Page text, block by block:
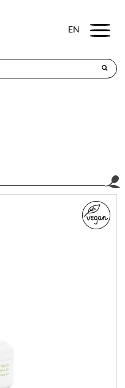
EN Menu